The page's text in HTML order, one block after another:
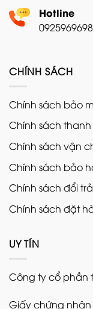
Hotline
0925969698
CHÍNH SÁCH
Chính sách bảo
Chính sách
Chính sách vận
Chính sách bảo
Chính sách đổi trả
Chính sách đặt
UY TÍN
Công ty cổ phần
Giấy chứng nhận